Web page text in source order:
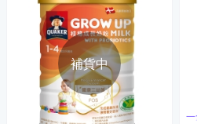
補貨中